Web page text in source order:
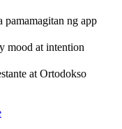
ng app
mood at intention
at Ortodokso